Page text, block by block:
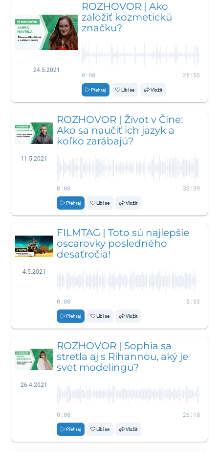
24.5.2021
ROZHOVOR | Ako
založiť kozmetickú
značku?
0:00 28:55
Přehraj Líbí se Vložit
11.5.2021
ROZHOVOR | Život v Číne:
Ako sa naučiť ich jazyk a
koľko zarábajú?
0:00 32:39
Přehraj Líbí se Vložit
4.5.2021
FILMTAG | Toto sú najlepšie
oscarovky posledného
desaťročia!
0:00 5:33
Přehraj Líbí se Vložit
26.4.2021
ROZHOVOR | Sophia sa
stretla aj s Rihannou, aký je
svet modelingu?
0:00 26:18
Přehraj Líbí se Vložit